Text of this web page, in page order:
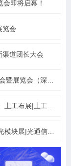
即将启幕！
览会
道团长大会
展览会（深圳）
料仪器、设备展览会
通信设备展览会